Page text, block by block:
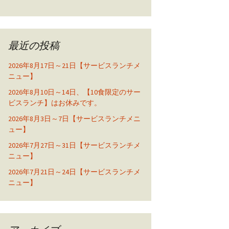
最近の投稿
2026年8月17日～21日【サービスランチメ
ニュー】
2026年8月10日～14日、【10食限定のサー
ビスランチ】はお休みです。
2026年8月3日～7日【サービスランチメニ
ュー】
2026年7月27日～31日【サービスランチメ
ニュー】
2026年7月21日～24日【サービスランチメ
ニュー】